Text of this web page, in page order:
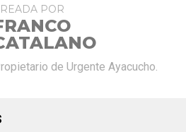
POR
de Urgente Ayacucho.